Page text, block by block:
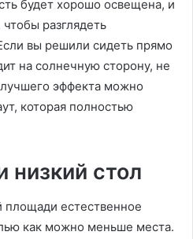
будет хорошо освещена, и
разглядеть
вы решили сидеть прямо
на солнечную сторону, не
эффекта можно
которая полностью
низкий стол
площади естественное
как можно меньше места.